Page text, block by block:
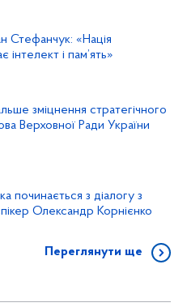
Стефанчук: «Нація
і пам’ять»
зміцнення стратегічного
Верховної Ради України
починається з діалогу з
Олександр Корнієнко
Переглянути ще